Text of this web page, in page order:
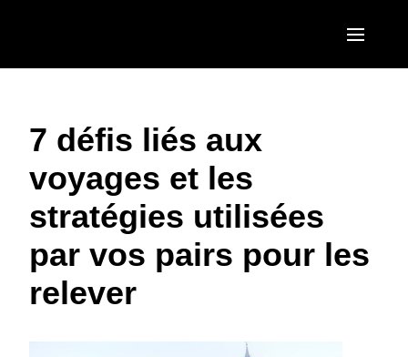
Canada (English)
Canada (Français)
México (Español)
EUROPE
United Kingdom (English)
France (Français)
Deutschland (Deutsch)
ASIA PACIFIC
India (English)
Singapore (English)
7 défis liés aux
voyages et les
stratégies utilisées
par vos pairs pour les
relever